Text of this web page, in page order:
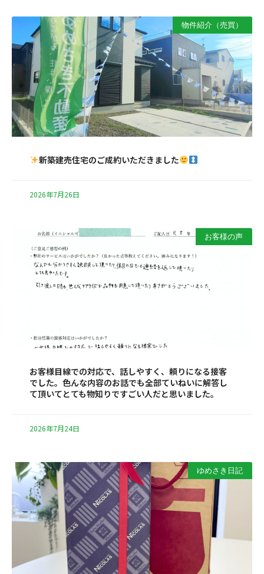
物件紹介（売買）
新築建売住宅のご成約いただきました
2026年7月26日
お客様の声
お客様目線での対応で、話しやすく、頼りになる接客
でした。色んな内容のお話でも全部ていねいに解答し
て頂いてとても物知りですごい人だと思いました。
2026年7月24日
ゆめさき日記